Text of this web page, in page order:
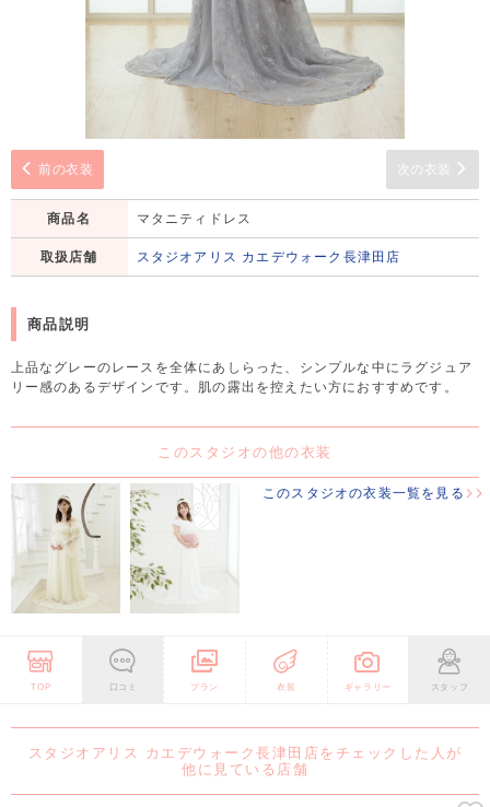
前の衣装 次の衣装
商品名 マタニティドレス
取扱店舗 スタジオアリス カエデウォーク長津田店
商品説明
上品なグレーのレースを全体にあしらった、シンプルな中にラグジュア
リー感のあるデザインです。肌の露出を控えたい方におすすめです。
このスタジオの他の衣装
このスタジオの衣装一覧を見る
TOP 口コミ プラン 衣装 ギャラリー スタッフ
スタジオアリス カエデウォーク長津田店をチェックした人が
他に見ている店舗